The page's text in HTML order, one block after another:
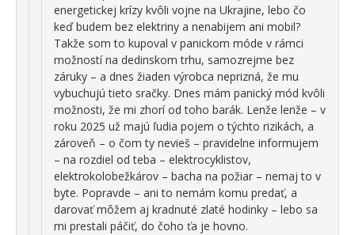
energetickej krízy kvôli vojne na Ukrajine, lebo čo
keď budem bez elektriny a nenabijem ani mobil?
Takže som to kupoval v panickom móde v rámci
možností na dedinskom trhu, samozrejme bez
záruky – a dnes žiaden výrobca neprizná, že mu
vybuchujú tieto sračky. Dnes mám panický mód kvôli
možnosti, že mi zhorí od toho barák. Lenže lenže – v
roku 2025 už majú ľudia pojem o týchto rizikách, a
zároveň – o čom ty nevieš – pravidelne informujem
– na rozdiel od teba – elektrocyklistov,
elektrokolobežkárov – bacha na požiar – nemaj to v
byte. Popravde – ani to nemám komu predať, a
darovať môžem aj kradnuté zlaté hodinky – lebo sa
mi prestali páčiť, do čoho ťa je hovno.